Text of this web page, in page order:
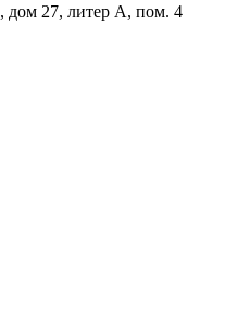
дом 27, литер А, пом. 4